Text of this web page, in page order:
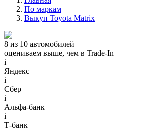
По маркам
Выкуп Toyota Matrix
8 из 10 автомобилей
оцениваем выше, чем в Trade‑In
i
Яндекс
i
Сбер
i
Альфа-банк
i
Т-банк